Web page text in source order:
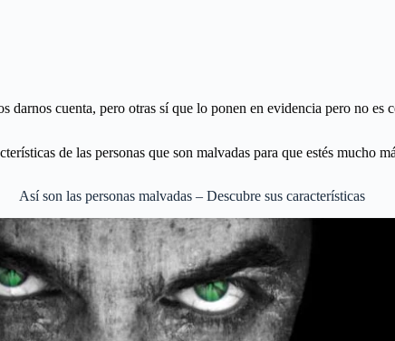
cuenta, pero otras sí que lo ponen en evidencia pero no es
de las personas que son malvadas para que estés mucho
Así son las personas malvadas – Descubre sus características